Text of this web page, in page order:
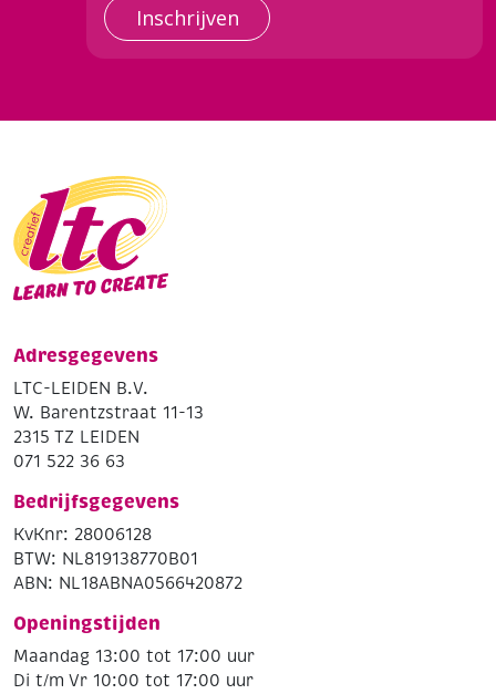
Inschrijven
Adresgegevens
LTC-LEIDEN B.V.
W. Barentzstraat 11-13
2315 TZ LEIDEN
071 522 36 63
Bedrijfsgegevens
KvKnr: 28006128
BTW: NL819138770B01
ABN: NL18ABNA0566420872
Openingstijden
Maandag 13:00 tot 17:00 uur
Di t/m Vr 10:00 tot 17:00 uur